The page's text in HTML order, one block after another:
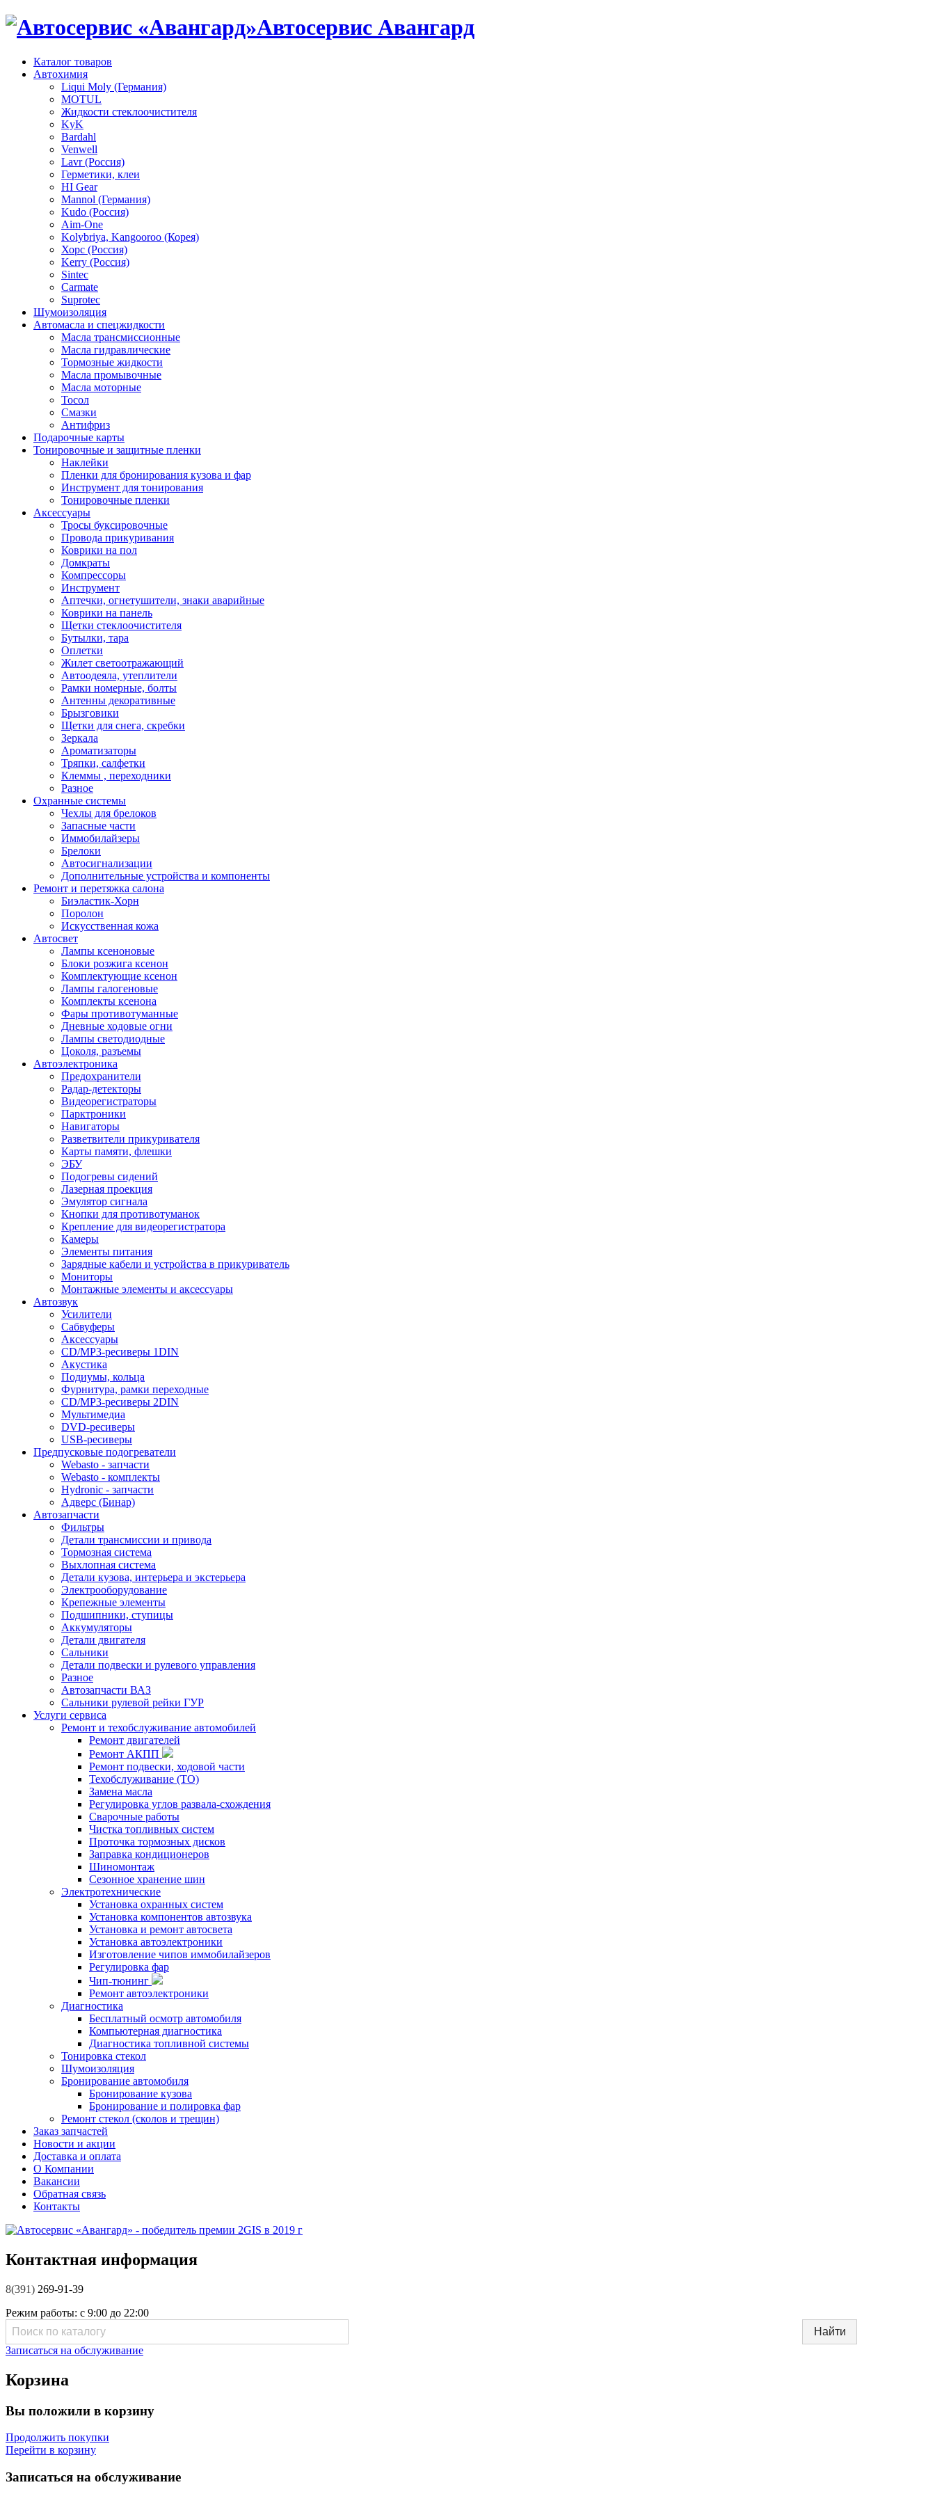
Автосервис Авангард
Каталог товаров
Автохимия
Liqui Moly (Германия)
MOTUL
Жидкости стеклоочистителя
KyK
Bardahl
Venwell
Lavr (Россия)
Герметики, клеи
HI Gear
Mannol (Германия)
Kudo (Россия)
Aim-One
Kolybriya, Kangooroo (Корея)
Хорс (Россия)
Kerry (Россия)
Sintec
Carmate
Suprotec
Шумоизоляция
Автомасла и спецжидкости
Масла трансмиссионные
Масла гидравлические
Тормозные жидкости
Масла промывочные
Масла моторные
Тосол
Смазки
Антифриз
Подарочные карты
Тонировочные и защитные пленки
Наклейки
Пленки для бронирования кузова и фар
Инструмент для тонирования
Тонировочные пленки
Аксессуары
Тросы буксировочные
Провода прикуривания
Коврики на пол
Домкраты
Компрессоры
Инструмент
Аптечки, огнетушители, знаки аварийные
Коврики на панель
Щетки стеклоочистителя
Бутылки, тара
Оплетки
Жилет светоотражающий
Автоодеяла, утеплители
Рамки номерные, болты
Антенны декоративные
Брызговики
Щетки для снега, скребки
Зеркала
Ароматизаторы
Тряпки, салфетки
Клеммы , переходники
Разное
Охранные системы
Чехлы для брелоков
Запасные части
Иммобилайзеры
Брелоки
Автосигнализации
Дополнительные устройства и компоненты
Ремонт и перетяжка салона
Биэластик-Хорн
Поролон
Искусственная кожа
Автосвет
Лампы ксеноновые
Блоки розжига ксенон
Комплектующие ксенон
Лампы галогеновые
Комплекты ксенона
Фары противотуманные
Дневные ходовые огни
Лампы светодиодные
Цоколя, разъемы
Автоэлектроника
Предохранители
Радар-детекторы
Видеорегистраторы
Парктроники
Навигаторы
Разветвители прикуривателя
Карты памяти, флешки
ЭБУ
Подогревы сидений
Лазерная проекция
Эмулятор сигнала
Кнопки для противотуманок
Крепление для видеорегистратора
Камеры
Элементы питания
Зарядные кабели и устройства в прикуриватель
Мониторы
Монтажные элементы и аксессуары
Автозвук
Усилители
Сабвуферы
Аксессуары
CD/MP3-ресиверы 1DIN
Акустика
Подиумы, кольца
Фурнитура, рамки переходные
CD/MP3-ресиверы 2DIN
Мультимедиа
DVD-ресиверы
USB-ресиверы
Предпусковые подогреватели
Webasto - запчасти
Webasto - комплекты
Hydronic - запчасти
Адверс (Бинар)
Автозапчасти
Фильтры
Детали трансмиссии и привода
Тормозная система
Выхлопная система
Детали кузова, интерьера и экстерьера
Электрооборудование
Крепежные элементы
Подшипники, ступицы
Аккумуляторы
Детали двигателя
Сальники
Детали подвески и рулевого управления
Разное
Автозапчасти ВАЗ
Сальники рулевой рейки ГУР
Услуги сервиса
Ремонт и техобслуживание автомобилей
Ремонт двигателей
Ремонт АКПП
Ремонт подвески, ходовой части
Техобслуживание (ТО)
Замена масла
Регулировка углов развала-схождения
Сварочные работы
Чистка топливных систем
Проточка тормозных дисков
Заправка кондиционеров
Шиномонтаж
Сезонное хранение шин
Электротехнические
Установка охранных систем
Установка компонентов автозвука
Установка и ремонт автосвета
Установка автоэлектроники
Изготовление чипов иммобилайзеров
Регулировка фар
Чип-тюнинг
Ремонт автоэлектроники
Диагностика
Бесплатный осмотр автомобиля
Компьютерная диагностика
Диагностика топливной системы
Тонировка стекол
Шумоизоляция
Бронирование автомобиля
Бронирование кузова
Бронирование и полировка фар
Ремонт стекол (сколов и трещин)
Заказ запчастей
Новости и акции
Доставка и оплата
О Компании
Вакансии
Обратная связь
Контакты
Контактная информация
8(391) 269-91-39
Режим работы: с 9:00 до 22:00
Записаться на обслуживание
Корзина
Вы положили в корзину
Продолжить покупки
Перейти в корзину
Записаться на обслуживание